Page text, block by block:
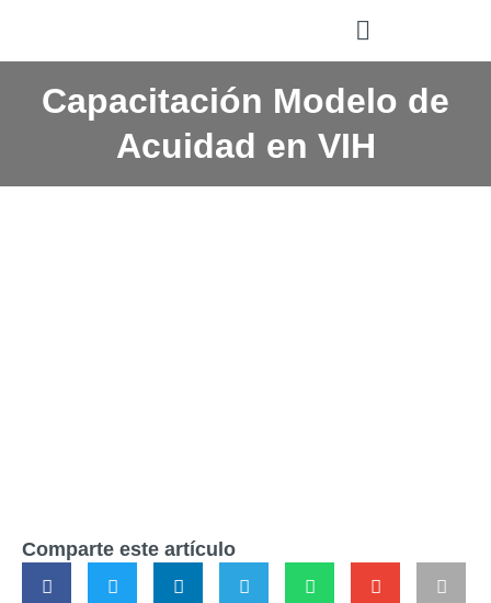
Capacitación Modelo de
Acuidad en VIH
Comparte este artículo